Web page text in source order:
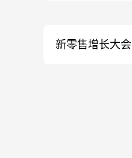
新零售增长大会